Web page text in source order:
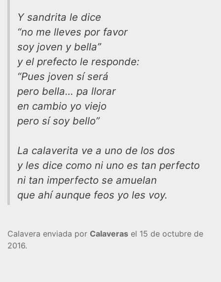
Y sandrita le dice
“no me lleves por favor
soy joven y bella”
y el prefecto le responde:
“Pues joven sí será
pero bella… pa llorar
en cambio yo viejo
pero sí soy bello”
La calaverita ve a uno de los dos
y les dice como ni uno es tan perfecto
ni tan imperfecto se amuelan
que ahí aunque feos yo les voy.
Calavera enviada por Calaveras el 15 de octubre de
2016.